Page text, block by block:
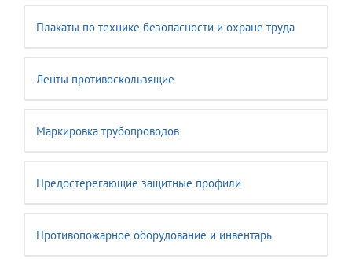
Плакаты по технике безопасности и охране труда
Ленты противоскользящие
Маркировка трубопроводов
Предостерегающие защитные профили
Противопожарное оборудование и инвентарь